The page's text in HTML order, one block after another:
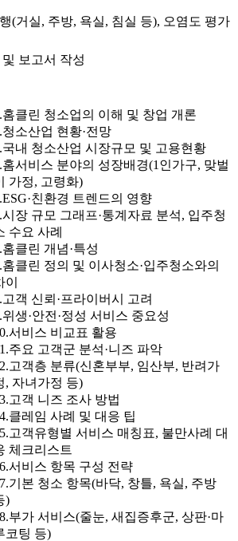
(거실, 주방, 욕실, 침실 등), 오염도 평가
보고서 작성
홈클린 청소업의 이해 및 창업 개론
청소산업 현황·전망
국내 청소산업 시장규모 및 고용현황
홈서비스 분야의 성장배경(1인가구, 맞벌
가정, 고령화)
친환경 트렌드의 영향
시장 규모 그래프·통계자료 분석, 입주청
수요 사례
홈클린 개념·특성
홈클린 정의 및 이사청소·입주청소와의
이
고객 신뢰·프라이버시 고려
위생·안전·정성 서비스 중요성
서비스 비교표 활용
주요 고객군 분석·니즈 파악
고객층 분류(신혼부부, 임산부, 반려가
, 자녀가정 등)
고객 니즈 조사 방법
클레임 사례 및 대응 팁
고객유형별 서비스 매칭표, 불만사례 대
체크리스트
서비스 항목 구성 전략
기본 청소 항목(바닥, 창틀, 욕실, 주방
)
부가 서비스(줄눈, 새집증후군, 상판·마
코팅 등)